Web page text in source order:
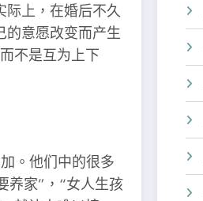
上，在婚后不久
的意愿改变而产生
不是互为上下
。他们中的很多
养家”，“女人生孩